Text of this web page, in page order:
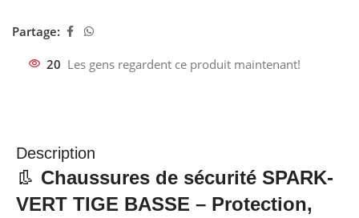
Partage:
20 Les gens regardent ce produit maintenant!
Description
👢 Chaussures de sécurité SPARK-
VERT TIGE BASSE – Protection,